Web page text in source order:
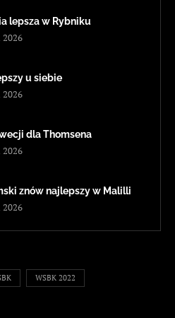
lepsza w Rybniku
2026
u siebie
2026
dla Thomsena
2026
znów najlepszy w Malilli
2026
WSBK 2022